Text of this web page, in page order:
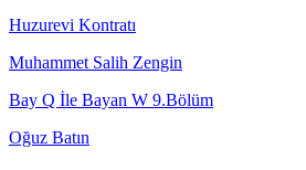
Huzurevi Kontratı
Muhammet Salih Zengin
Bay Q İle Bayan W 9.Bölüm
Oğuz Batın